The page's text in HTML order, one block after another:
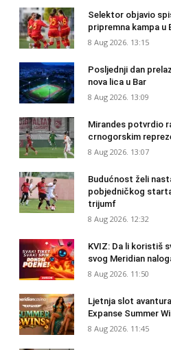
Selektor objavio
pripremna kampa u
8 Aug 2026. 13:15
Posljednji dan
nova lica u Bar
8 Aug 2026. 13:09
Mirandes potvrdio
crnogorskim
8 Aug 2026. 13:07
Budućnost želi
pobjedničkog
trijumf
8 Aug 2026. 12:32
KVIZ: Da li koristiš
svog Meridian
8 Aug 2026. 11:50
Ljetnja slot
Expanse Summer
8 Aug 2026. 11:45